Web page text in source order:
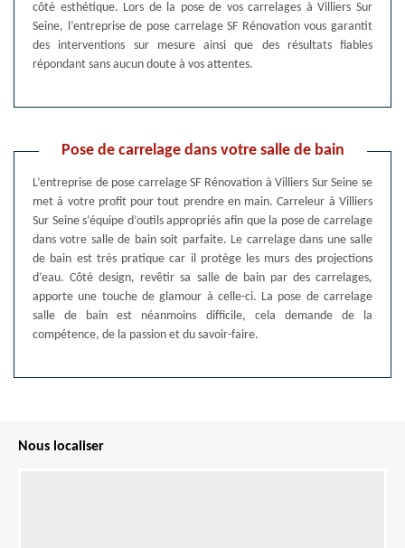
côté esthétique. Lors de la pose de vos carrelages à Villiers Sur
Seine, l’entreprise de pose carrelage SF Rénovation vous garantit
des interventions sur mesure ainsi que des résultats fiables
répondant sans aucun doute à vos attentes.
Pose de carrelage dans votre salle de bain
L’entreprise de pose carrelage SF Rénovation à Villiers Sur Seine se
met à votre profit pour tout prendre en main. Carreleur à Villiers
Sur Seine s’équipe d’outils appropriés afin que la pose de carrelage
dans votre salle de bain soit parfaite. Le carrelage dans une salle
de bain est très pratique car il protège les murs des projections
d’eau. Côté design, revêtir sa salle de bain par des carrelages,
apporte une touche de glamour à celle-ci. La pose de carrelage
salle de bain est néanmoins difficile, cela demande de la
compétence, de la passion et du savoir-faire.
Nous localiser